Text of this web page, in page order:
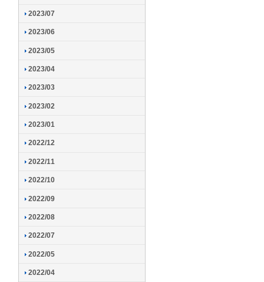
2023/07
2023/06
2023/05
2023/04
2023/03
2023/02
2023/01
2022/12
2022/11
2022/10
2022/09
2022/08
2022/07
2022/05
2022/04